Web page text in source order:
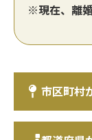
※現在、離
市区町村